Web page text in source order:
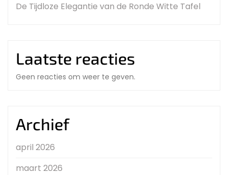
De Tijdloze Elegantie van de Ronde Witte Tafel
Laatste reacties
Geen reacties om weer te geven.
Archief
april 2026
maart 2026